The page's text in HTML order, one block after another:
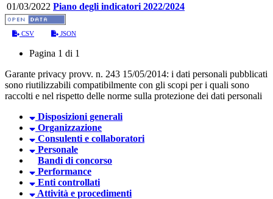
01/03/2022 Piano degli indicatori 2022/2024
CSV JSON
Pagina 1 di 1
Garante privacy provv. n. 243 15/05/2014: i dati personali pubblicati
sono riutilizzabili compatibilmente con gli scopi per i quali sono
raccolti e nel rispetto delle norme sulla protezione dei dati personali
Disposizioni generali
Organizzazione
Consulenti e collaboratori
Personale
Bandi di concorso
Performance
Enti controllati
Attività e procedimenti